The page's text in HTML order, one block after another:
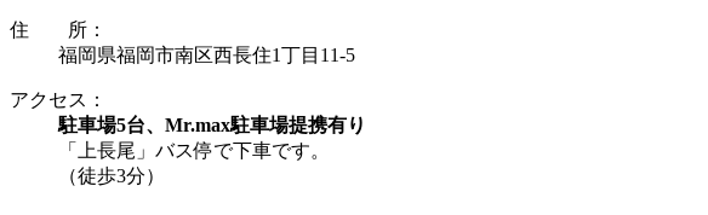
住 所：
福岡県福岡市南区西長住1丁目11-5
アクセス：
駐車場5台、Mr.max駐車場提携有り
「上長尾」バス停で下車です。
（徒歩3分）